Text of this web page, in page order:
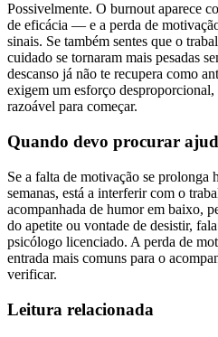
Possivelmente. O burnout aparece
de eficácia — e a perda de
sinais. Se também sentes que o
cuidado se tornaram mais pesadas
descanso já não te recupera como
exigem um esforço
razoável para começar.
Quando devo procurar
Se a falta de motivação se prolonga
semanas, está a interferir com o
acompanhada de humor em baixo,
do apetite ou vontade de desistir,
psicólogo licenciado. A perda de
entrada mais comuns para o
verificar.
Leitura relacionada